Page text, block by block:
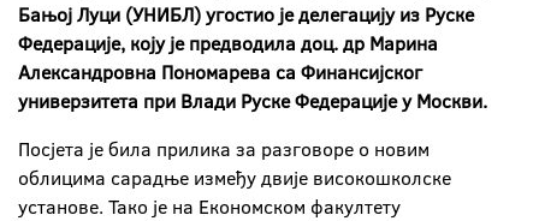
Бањој Луци (УНИБЛ) угостио је делегацију из Руске
Федерације, коју је предводила доц. др Марина
Александровна Пономарева са Финансијског
универзитета при Влади Руске Федерације у Москви.
Посјета је била прилика за разговоре о новим
облицима сарадње између двије високошколске
установе. Тако је на Економском факултету